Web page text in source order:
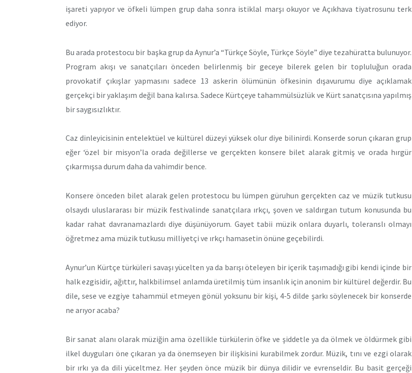
işareti yapıyor ve öfkeli lümpen grup daha sonra istiklal marşı okuyor ve Açıkhava tiyatrosunu terk
ediyor.
Bu arada protestocu bir başka grup da Aynur’a “Türkçe Söyle, Türkçe Söyle” diye tezahüratta bulunuyor.
Program akışı ve sanatçıları önceden belirlenmiş bir geceye bilerek gelen bir topluluğun orada
provokatif çıkışlar yapmasını sadece 13 askerin ölümünün öfkesinin dışavurumu diye açıklamak
gerçekçi bir yaklaşım değil bana kalırsa. Sadece Kürtçeye tahammülsüzlük ve Kürt sanatçısına yapılmış
bir saygısızlıktır.
Caz dinleyicisinin entelektüel ve kültürel düzeyi yüksek olur diye bilinirdi. Konserde sorun çıkaran grup
eğer ‘özel bir misyon’la orada değillerse ve gerçekten konsere bilet alarak gitmiş ve orada hırgür
çıkarmışsa durum daha da vahimdir bence.
Konsere önceden bilet alarak gelen protestocu bu lümpen güruhun gerçekten caz ve müzik tutkusu
olsaydı uluslararası bir müzik festivalinde sanatçılara ırkçı, şoven ve saldırgan tutum konusunda bu
kadar rahat davranamazlardı diye düşünüyorum. Gayet tabii müzik onlara duyarlı, toleranslı olmayı
öğretmez ama müzik tutkusu milliyetçi ve ırkçı hamasetin önüne geçebilirdi.
Aynur’un Kürtçe türküleri savaşı yücelten ya da barışı öteleyen bir içerik taşımadığı gibi kendi içinde bir
halk ezgisidir, ağıttır, halkbilimsel anlamda üretilmiş tüm insanlık için anonim bir kültürel değerdir. Bu
dile, sese ve ezgiye tahammül etmeyen gönül yoksunu bir kişi, 4-5 dilde şarkı söylenecek bir konserde
ne arıyor acaba?
Bir sanat alanı olarak müziğin ama özellikle türkülerin öfke ve şiddetle ya da ölmek ve öldürmek gibi
ilkel duyguları öne çıkaran ya da önemseyen bir ilişkisini kurabilmek zordur. Müzik, tını ve ezgi olarak
bir ırkı ya da dili yüceltmez. Her şeyden önce müzik bir dünya dilidir ve evrenseldir. Bu basit gerçeği